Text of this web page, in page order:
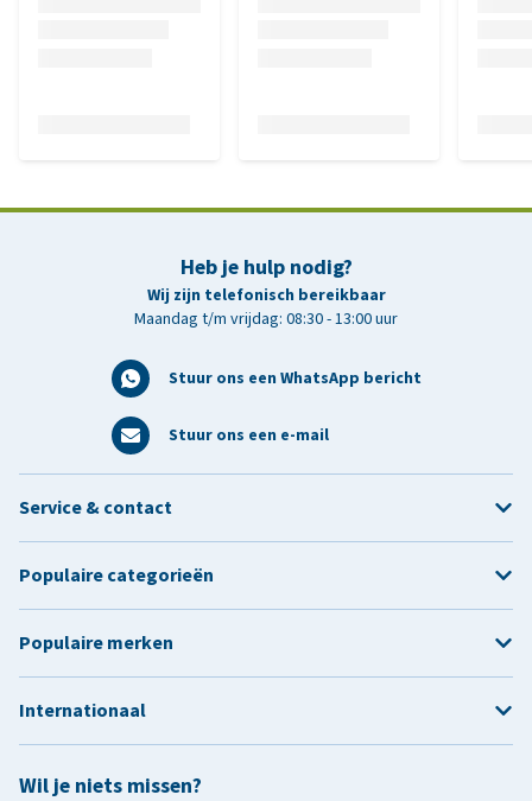
Heb je hulp nodig?
Wij zijn telefonisch bereikbaar
Maandag t/m vrijdag: 08:30 - 13:00 uur
Stuur ons een WhatsApp bericht
Stuur ons een e-mail
Wil je niets missen?
Service & contact
Populaire categorieën
Populaire merken
Internationaal